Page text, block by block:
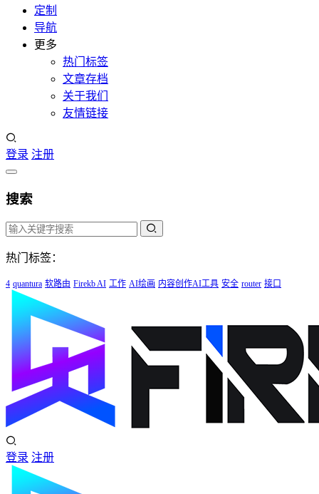
定制
导航
更多
热门标签
文章存档
关于我们
友情链接
登录 注册
搜索
热门标签：
4 quantura 软路由 Firekb AI 工作 AI绘画 内容创作AI工具 安全 router 接口
登录 注册